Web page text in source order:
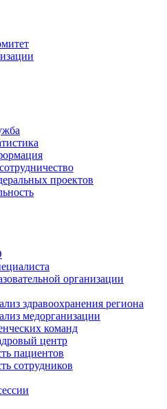
проектов
организации
здравоохранения региона
медорганизации
команд
центр
пациентов
сотрудников